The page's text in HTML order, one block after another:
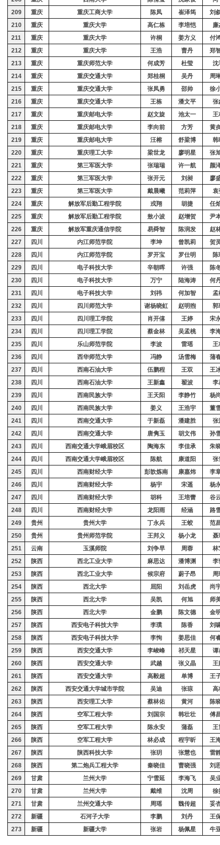
209
重庆 重庆工商大学 陈凤 崔泽筠
刘
210
重庆 重庆大学 高仁栋 李培恺
廉
211
重庆 重庆大学 许桐 姜方义
付
212
重庆 重庆大学 王浩 曹丹
郑
213
重庆 重庆师范大学 何成芳 杜莹 沈
214
重庆 重庆交通大学 郑桂桐 吴丹
周
215
重庆 重庆交通大学 张凤勇 邵帅
徐
216
重庆 重庆交通大学 王栋 潘文平 张
217
重庆 重庆邮电大学 赵文旋 池太一
王
218
重庆 重庆邮电大学 李向前 方芳
黄
219
重庆 重庆邮电大学 汪榕 舒梁博
韩
220
重庆 重庆理工大学 梁世龙 廖明星
张
221
重庆 第三军医大学 张瑞瑞 许一航
颜
222
重庆 第三军医大学 张开元 刘昶
廖
223
重庆 第三军医大学 戴晨曦 范莉萍
袁
224
重庆 解放军后勤工程学院 戎翔 胡捷
任
225
重庆 解放军后勤工程学院 敖小波 赵增贺
尹
226
重庆 解放军重庆通信学院 易舜智 陈润发
赵
227
四川 内江师范学院 李坤 曾凯莉
贺
228
四川 内江师范学院 罗开宝 罗仕明
陈
229
四川 电子科技大学 辛朝晖 许强
陈
230
四川 电子科技大学 万宁 陆海涛
何
231
四川 电子科技大学 刘祎 何加智
孟
232
四川 四川师范大学 谢杨晓虹 赵明煦
郭
233
四川 四川理工学院 肖开僖 王婷
宋
234
四川 四川理工学院 蔡金林 吴孟桃
李
235
四川 乐山师范学院 李波 雷瑶
王
236
四川 西华师范大学 冯静 汤雪梅
蒲
237
四川 西南石油大学 伍鹏程 王双
王
238
四川 西南石油大学 王新鑫 翟波
李
239
四川 西南民族大学 王天阳 李静竹
杨
240
四川 西南民族大学 姜义 王浩宇
董
241
四川 西南交通大学 于新磊 潘建胜
张
242
四川 西南交通大学 唐隽玉 胡文伟
孙
243
四川 西南交通大学峨眉校区 陶海东 李佳承
朱
244
四川 西南交通大学峨眉校区 陈航 康道阳
张
245
四川 西南财经大学 彭歆炼南 康嘉炜
李
246
四川 西南财经大学 杨宇 宋遥
杨
247
四川 西南财经大学 胡科 王培蕾
谷
248
四川 西南财经大学 龙阳雨 经涵
路
249
贵州 贵州大学 丁永兵 王蛟
范
250
贵州 贵州师范学院 王邦义 杨小龙
聂
251
云南 玉溪师院 刘争早 周蓉
林
252
陕西 西北工业大学 麻思达 潘博渊
李
253
陕西 西北工业大学 候宗府 蔚子昂
周
254
陕西 西北大学 屈阳 刘岳虎
尚
255
陕西 西北大学 吴凯 何旭
师
256
陕西 西北大学 金鹏 陈文德
金
257
陕西 西安电子科技大学 李璞 陈香
刘
258
陕西 西安电子科技大学 李恂 姜思佳
何
259
陕西 西安交通大学 李峻峰 祁天星 谭
260
陕西 西安交通大学 武越 张义晶 王
261
陕西 西安交通大学 高毅超 单博
王
262
陕西 西安交通大学城市学院 吴迪 张琼
高
263
陕西 西安理工大学 蔡林佑 黄河
陈
264
陕西 空军工程大学 刘国宗 韩壮壮
傅
265
陕西 空军工程大学 陈永安 蒲磊 王
266
陕西 空军工程大学 林必成 程宇昕
王
267
陕西 陕西科技大学 张玥 张慧也
雷
268
陕西 第二炮兵工程大学 秦晓佳 曹晓强
刘
269
甘肃 兰州大学 宁雪延 李海飞
吴
270
甘肃 兰州大学 戴维 沈周
徐
271
甘肃 兰州交通大学 周瑶 魏传超
妥
272
新疆 石河子大学 李鹏 刘丹
王
273
新疆 新疆大学 张岩 杨佩星 牛